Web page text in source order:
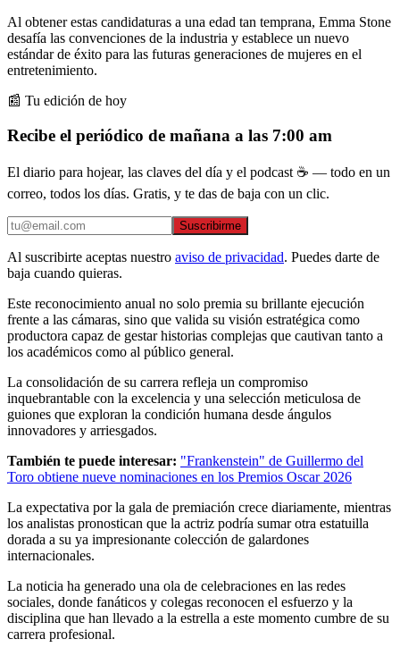
Al obtener estas candidaturas a una edad tan temprana, Emma Stone
desafía las convenciones de la industria y establece un nuevo
estándar de éxito para las futuras generaciones de mujeres en el
entretenimiento.
📰 Tu edición de hoy
Recibe el periódico de mañana a las 7:00 am
El diario para hojear, las claves del día y el podcast ☕ — todo en un
correo, todos los días. Gratis, y te das de baja con un clic.
Suscribirme
Al suscribirte aceptas nuestro aviso de privacidad. Puedes darte de
baja cuando quieras.
Este reconocimiento anual no solo premia su brillante ejecución
frente a las cámaras, sino que valida su visión estratégica como
productora capaz de gestar historias complejas que cautivan tanto a
los académicos como al público general.
La consolidación de su carrera refleja un compromiso
inquebrantable con la excelencia y una selección meticulosa de
guiones que exploran la condición humana desde ángulos
innovadores y arriesgados.
También te puede interesar: "Frankenstein" de Guillermo del
Toro obtiene nueve nominaciones en los Premios Oscar 2026
La expectativa por la gala de premiación crece diariamente, mientras
los analistas pronostican que la actriz podría sumar otra estatuilla
dorada a su ya impresionante colección de galardones
internacionales.
La noticia ha generado una ola de celebraciones en las redes
sociales, donde fanáticos y colegas reconocen el esfuerzo y la
disciplina que han llevado a la estrella a este momento cumbre de su
carrera profesional.